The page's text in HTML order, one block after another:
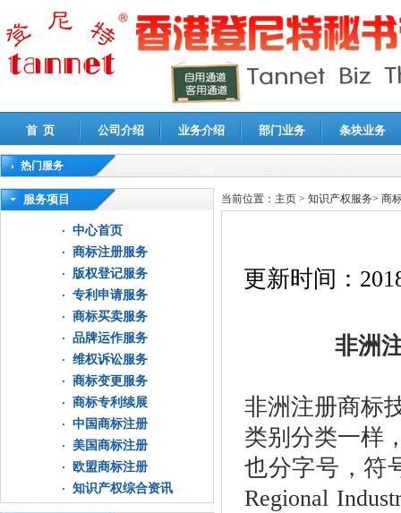
首 页 公司介绍 业务介绍 部门业务 条块业务
热门服务
高新技术企业认定审计|企业所得税汇算清缴申报鉴证
服务项目
中心首页
商标注册服务
版权登记服务
专利申请服务
商标买卖服务
品牌运作服务
维权诉讼服务
商标变更服务
商标专利续展
中国商标注册
美国商标注册
欧盟商标注册
知识产权综合资讯
当前位置： 主页 > 知识产权服务> 商
更新时间：
非洲
非洲注册商标
类别分类一样
也分字号，符
Regional